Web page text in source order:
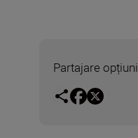
Partajare opțiuni